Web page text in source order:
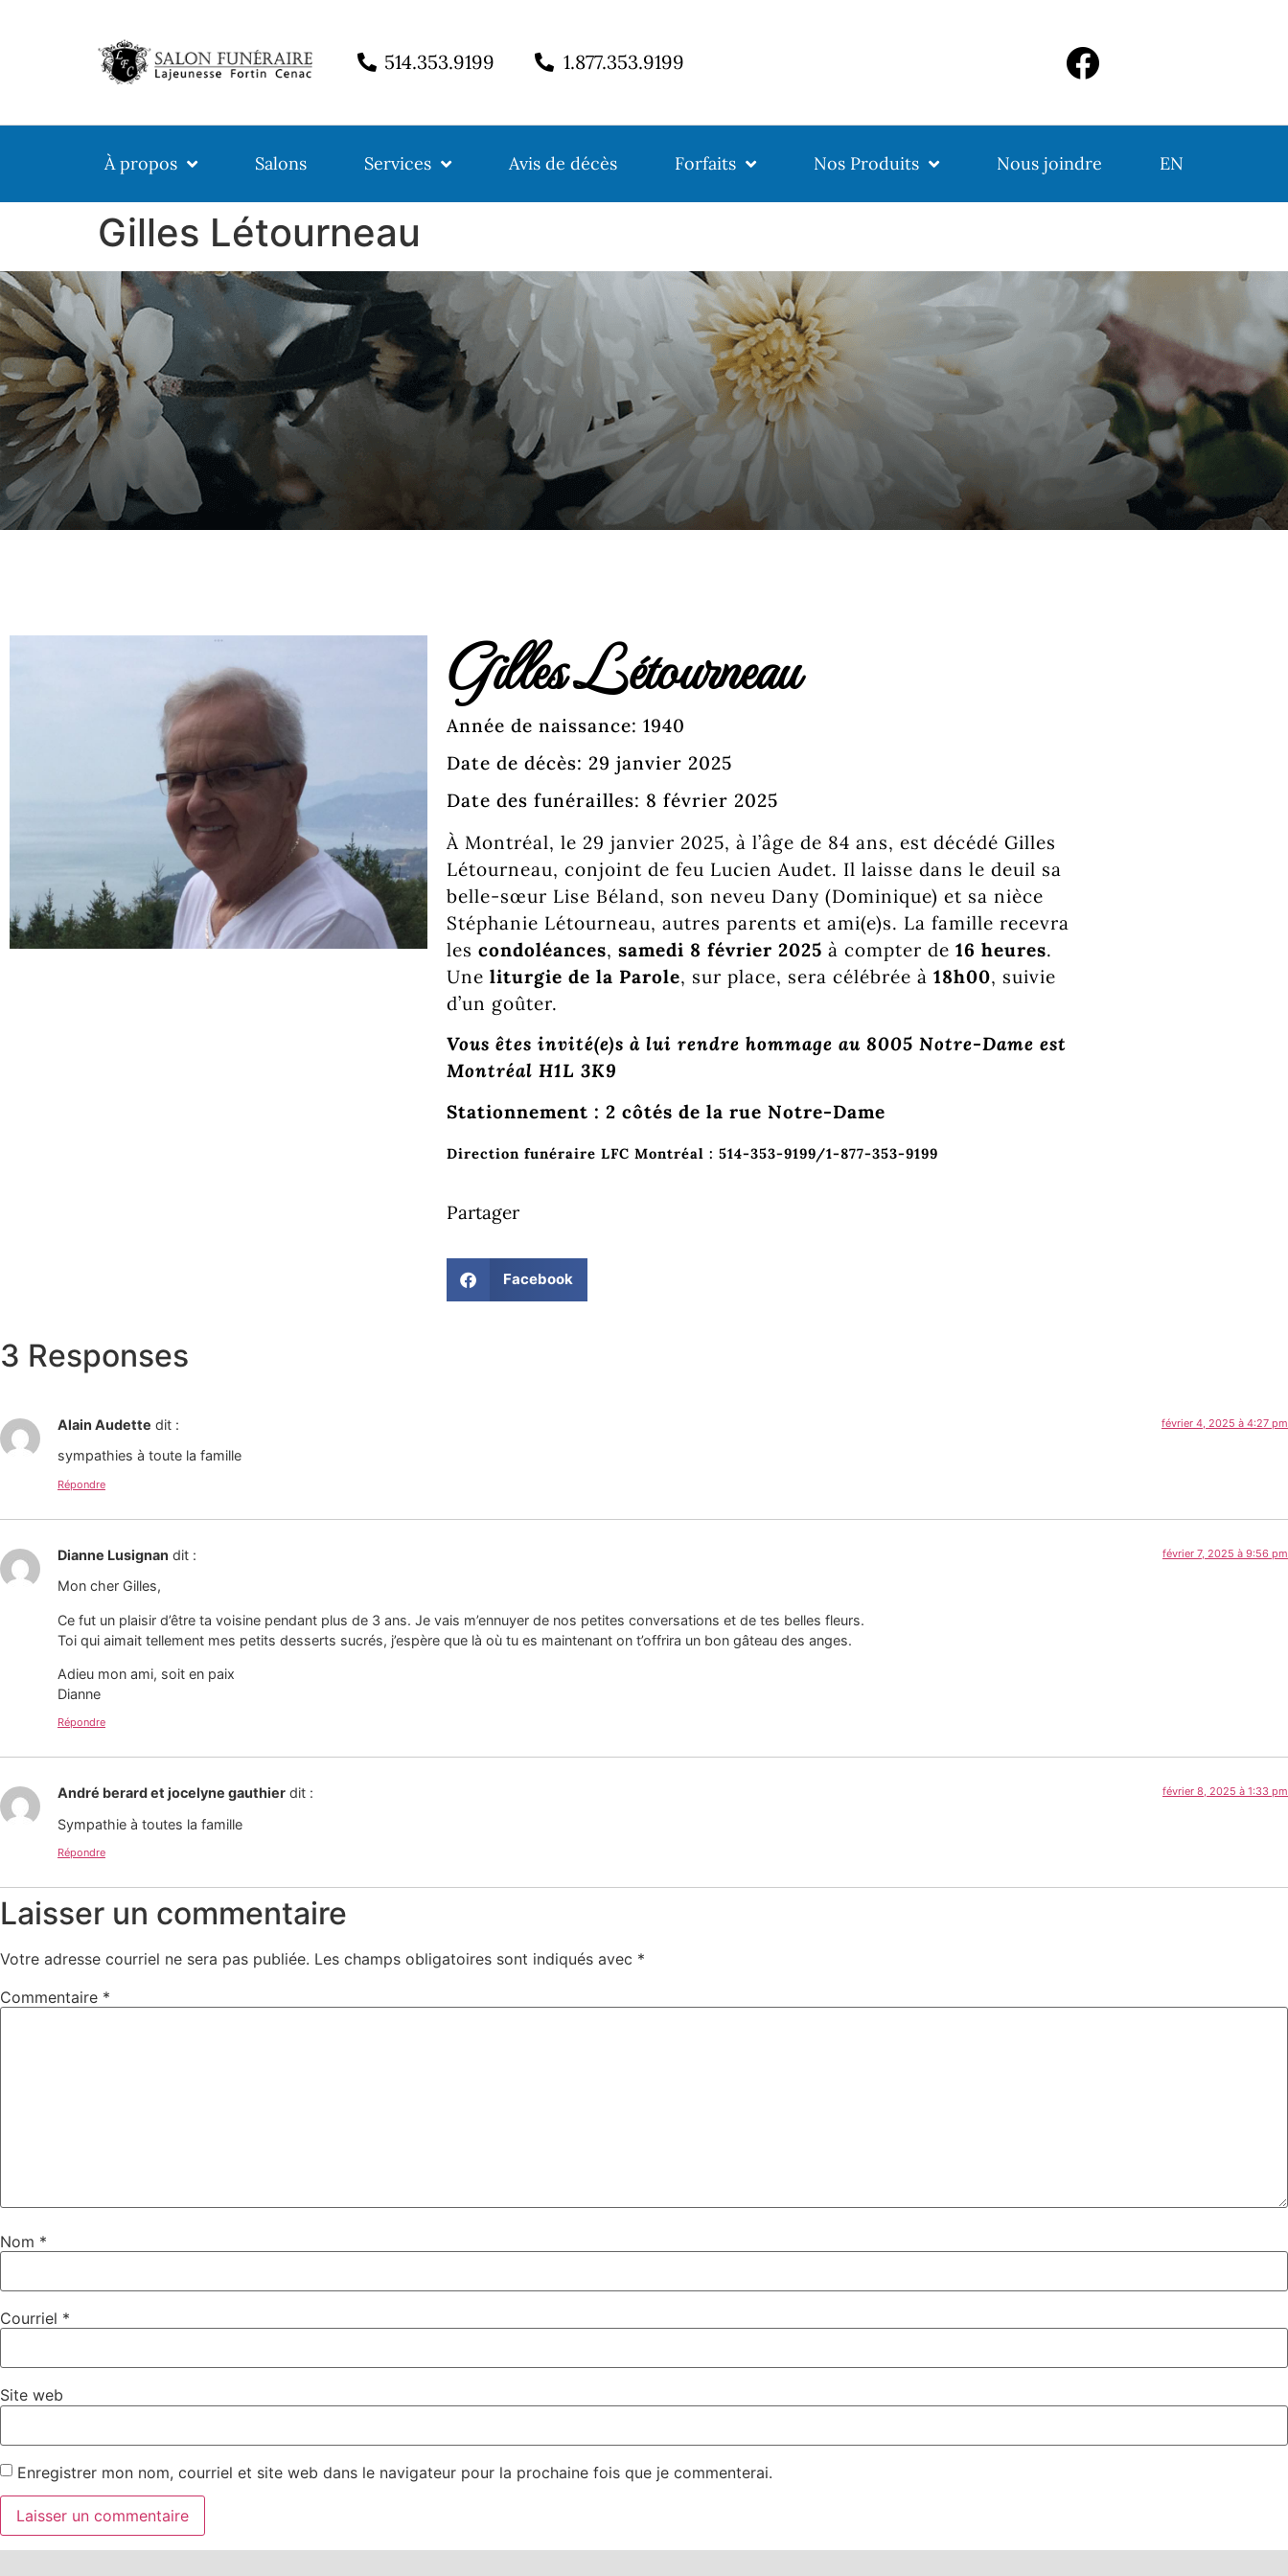
514.353.9199 1.877.353.9199
À propos Salons Services Avis de décès Forfaits Nos Produits Nous joindre EN
Gilles Létourneau
Gilles Létourneau
Année de naissance: 1940
Date de décès: 29 janvier 2025
Date des funérailles: 8 février 2025
À Montréal, le 29 janvier 2025, à l’âge de 84 ans, est décédé Gilles
Létourneau, conjoint de feu Lucien Audet. Il laisse dans le deuil sa
belle-sœur Lise Béland, son neveu Dany (Dominique) et sa nièce
Stéphanie Létourneau, autres parents et ami(e)s. La famille recevra
les condoléances, samedi 8 février 2025 à compter de 16 heures.
Une liturgie de la Parole, sur place, sera célébrée à 18h00, suivie
d’un goûter.
Vous êtes invité(e)s à lui rendre hommage au 8005 Notre-Dame est
Montréal H1L 3K9
Stationnement : 2 côtés de la rue Notre-Dame
Direction funéraire LFC Montréal : 514-353-9199/1-877-353-9199
Partager
Facebook
3 Responses
Alain Audette dit : février 4, 2025 à 4:27 pm
sympathies à toute la famille
Répondre
Dianne Lusignan dit : février 7, 2025 à 9:56 pm
Mon cher Gilles,
Ce fut un plaisir d’être ta voisine pendant plus de 3 ans. Je vais m’ennuyer de nos petites conversations et de tes belles fleurs.
Toi qui aimait tellement mes petits desserts sucrés, j’espère que là où tu es maintenant on t’offrira un bon gâteau des anges.
Adieu mon ami, soit en paix
Dianne
Répondre
André berard et jocelyne gauthier dit : février 8, 2025 à 1:33 pm
Sympathie à toutes la famille
Répondre
Laisser un commentaire
Votre adresse courriel ne sera pas publiée. Les champs obligatoires sont indiqués avec *
Commentaire *
Nom *
Courriel *
Site web
Enregistrer mon nom, courriel et site web dans le navigateur pour la prochaine fois que je commenterai.